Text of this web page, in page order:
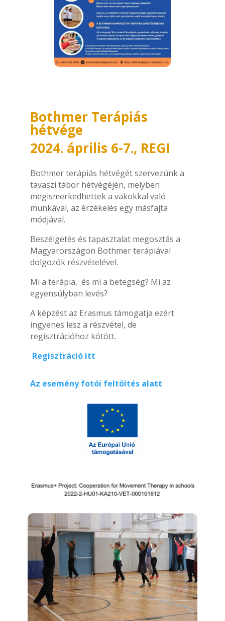
Bothmer Terápiás
hétvége
2024. április 6-7., REGI
Bothmer terápiás hétvégét szervezünk a
tavaszi tábor hétvégéjén, melyben
megismerkedhettek a vakokkal való
munkával, az érzékelés egy másfajta
módjával.
Beszélgetés és tapasztalat megosztás a
Magyarországon Bothmer terápiával
dolgozók részvételével.
Mi a terápia, és mi a betegség? Mi az
egyensúlyban levés?
A képzést az Erasmus támogatja ezért
ingyenes lesz a részvétel, de
regisztrációhoz kötött.
Regisztráció itt
Az esemény fotói feltöltés alatt